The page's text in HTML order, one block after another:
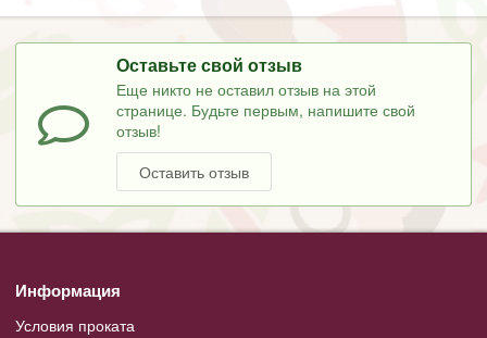
Оставьте свой отзыв
Еще никто не оставил отзыв на этой
странице. Будьте первым, напишите свой
отзыв!
Оставить отзыв
Информация
Условия проката